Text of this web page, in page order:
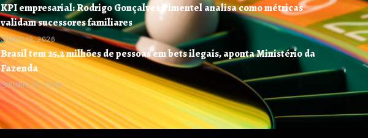
KPI empresarial: Rodrigo Gonçalves Pimentel analisa como métricas
validam sucessores familiares
MAIO 19, 2026
Brasil tem 25,2 milhões de pessoas em bets ilegais, aponta Ministério da
Fazenda
JUNHO 23, 2026